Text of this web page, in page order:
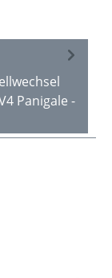
Panigale -